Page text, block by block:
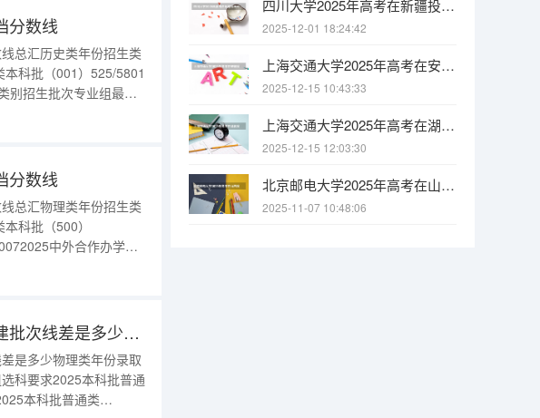
分数线
总汇历史类年份招生类
科批（001）525/5801
别招生批次专业组最低
普通类本科批
分数线
总汇物理类年份招生类
科批（500）
中外合作办学本
（500）506/64873更
2025高考黑龙江八一农垦大学在福建批次线差是多少（2026参考）
是多少物理类年份录取
科要求2025本科批普通
本科批普通类
四川大学2025年高考在新疆投档分数线
2025-12-01 18:24:42
上海交通大学2025年高考在安徽投档分数线
2025-12-15 10:43:33
上海交通大学2025年高考在湖北投档分数线
2025-12-15 12:03:30
北京邮电大学2025年高考在山西投档分数线
2025-11-07 10:48:06